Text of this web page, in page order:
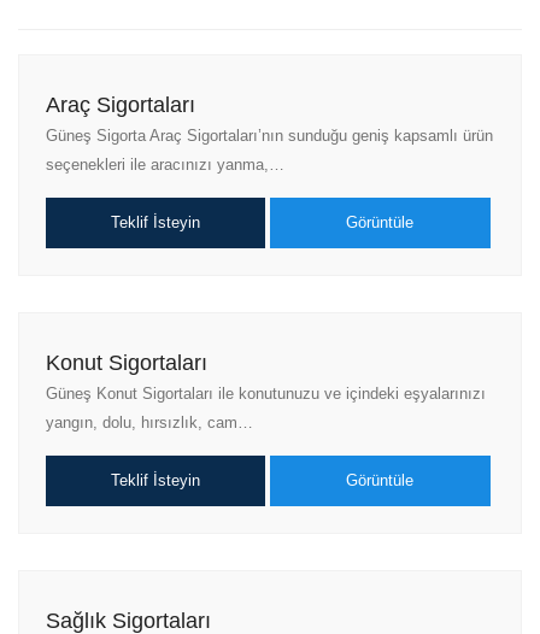
Araç Sigortaları
Güneş Sigorta Araç Sigortaları’nın sunduğu geniş kapsamlı ürün
seçenekleri ile aracınızı yanma,…
Teklif İsteyin Görüntüle
Konut Sigortaları
Güneş Konut Sigortaları ile konutunuzu ve içindeki eşyalarınızı
yangın, dolu, hırsızlık, cam…
Teklif İsteyin Görüntüle
Sağlık Sigortaları